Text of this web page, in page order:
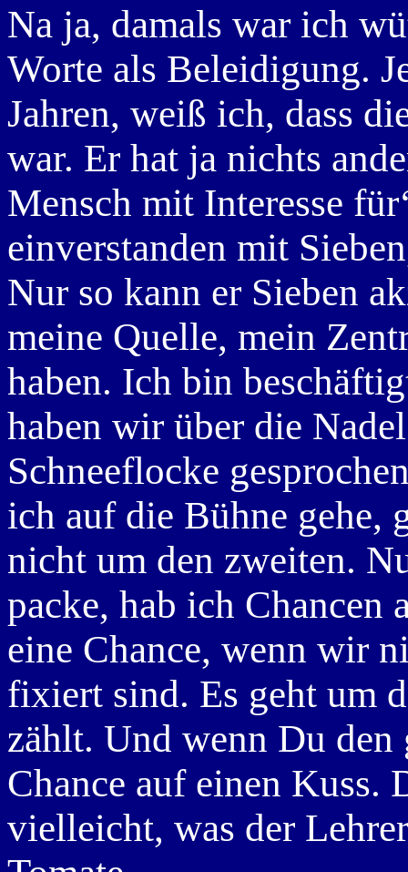
Na ja, damals war ich
Worte als Beleidigung.
Jahren, weiß ich, dass
war. Er hat ja nichts
Mensch mit Interesse
einverstanden mit
Nur so kann er Sieben
meine Quelle, mein
haben. Ich bin
haben wir über die
Schneeflocke
ich auf die Bühne gehe,
nicht um den zweiten.
packe, hab ich Chancen
eine Chance, wenn wir
fixiert sind. Es geht um
zählt. Und wenn Du
Chance auf einen Kuss.
vielleicht, was der